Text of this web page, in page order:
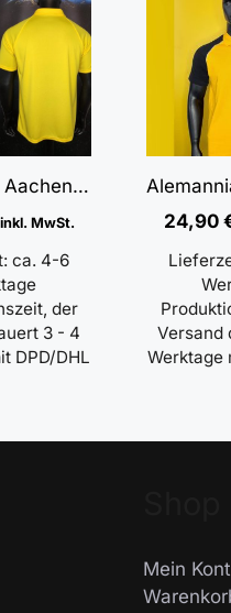
Alemannia Aachen Polo Shirt Gelb Coolpass
inkl. MwSt.
ca. 4-6
der
3 - 4
DPD/DHL
24,90
Versand
Werktage
Mein